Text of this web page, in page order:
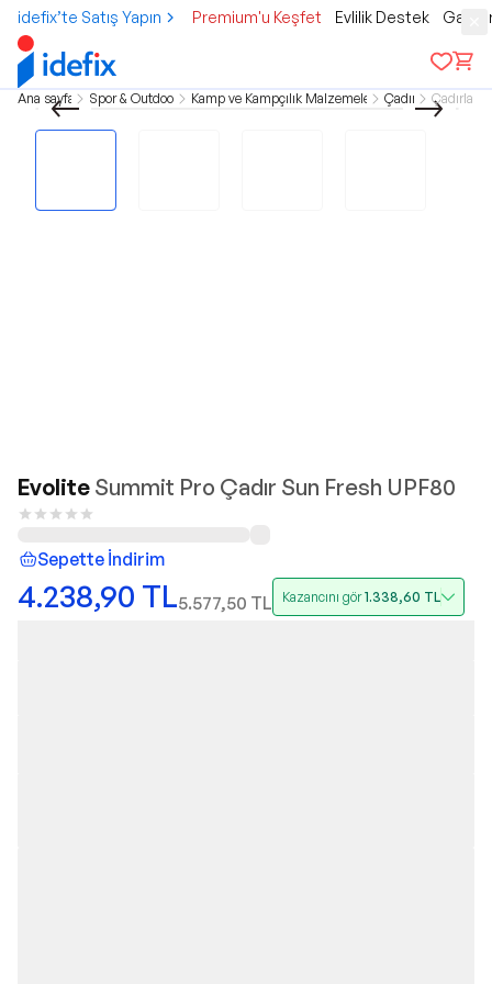
idefix’te Satış Yapın Premium'u Keşfet Evlilik Destek
Ana sayfa Spor & Outdoor Kamp ve Kampçılık Malzemeleri Çadır Çadırlar
Evolite Summit Pro Çadır Sun Fresh UPF80
Sepette İndirim
4.238,90 TL5.577,50 TL Kazancını gör1.338,60 TL